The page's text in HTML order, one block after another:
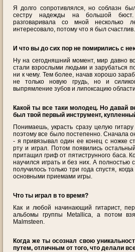
Я долго сопротивлялся, но соблазн
сестру надежды на большой
разговаривала со мной
интересовало, потому что я был счастлив.
И что вы до сих пор не помирились с
Ну на сегодняшний момент, мир давно
стали взрослыми людьми и зарубаться
ни к чему. Тем более, начав хорошо
не только новую грудь, но и
выпрямление зубов и липоксацию
Какой ты все таки молодец. Но давай
был твой первый инструмент,
Понимаешь, украсть сразу целую
поэтому все было постепенно. Сначала
- я привязывал один ее конец с ножке
рту и играл. Потом появились
притащил гриф от пятиструнного баса.
научился играть и без них. А полностью
получилось только три года спустя,
основными приемами игры.
Что ты играл в то время?
Как и любой начинающий гитарист,
альбомы группы Metallica, а потом
Malmsteen.
Когда же ты осознал свою
путем, отличным от того, что делали